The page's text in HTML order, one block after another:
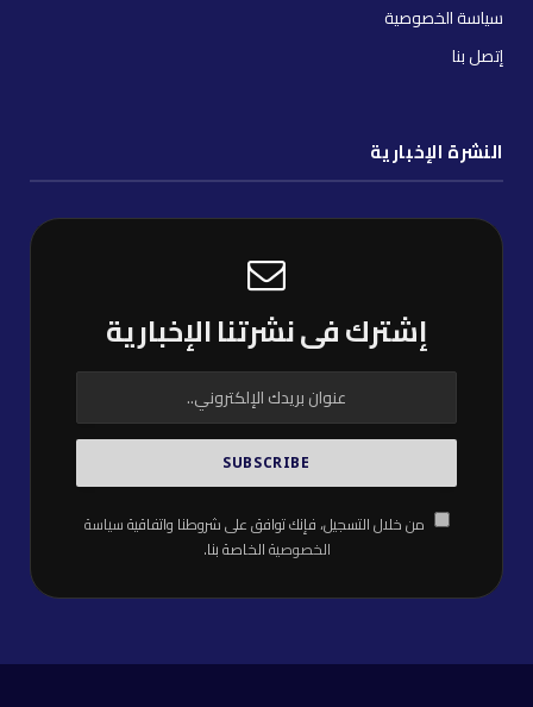
سياسة الخصوصية
إتصل بنا
النشرة الإخبارية
إشترك فى نشرتنا الإخبارية
من خلال التسجيل، فإنك توافق على شروطنا واتفاقيةسياسة
الخصوصيةالخاصة بنا.